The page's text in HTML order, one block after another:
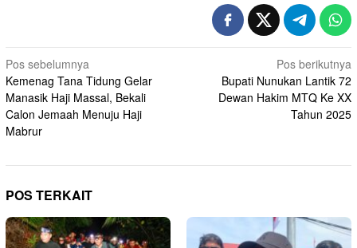
Navigasi
pos
Pos sebelumnya
Kemenag Tana Tidung Gelar
Manasik Haji Massal, Bekali
Calon Jemaah Menuju Haji
Mabrur
Pos berikutnya
Bupati Nunukan Lantik 72
Dewan Hakim MTQ Ke XX
Tahun 2025
POS TERKAIT